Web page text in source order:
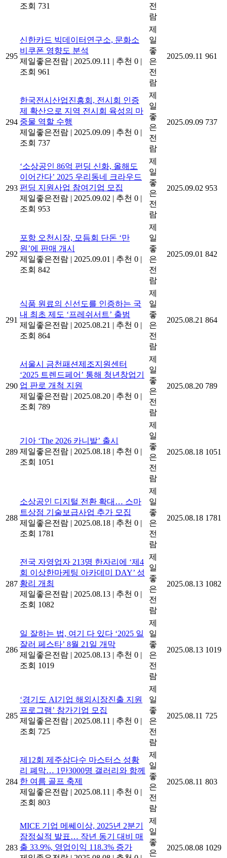
조회 731
전
람
295
신한카드 빅데이터연구소, 문화소
비쿠폰 영향도 분석
제일좋은전람 | 2025.09.11 | 추천 0 |
조회 961
제
일
좋
은
전
람
2025.09.11 961
294
한국전시산업진흥회, 전시회 인증
제 확산으로 지역 전시회 육성의 마
중물 역할 수행
제일좋은전람 | 2025.09.09 | 추천 0 |
조회 737
제
일
좋
은
전
람
2025.09.09 737
293
‘소상공인 86억 펀딩 신화, 올해도
이어간다’ 2025 우리동네 크라우드
펀딩 지원사업 참여기업 모집
제일좋은전람 | 2025.09.02 | 추천 0 |
조회 953
제
일
좋
은
전
람
2025.09.02 953
292
포항 오천시장, 모듬회 단돈 ‘만
원’에 판매 개시
제일좋은전람 | 2025.09.01 | 추천 0 |
조회 842
제
일
좋
은
전
람
2025.09.01 842
291
식품 원료의 신선도를 인증하는 국
내 최초 제도 ‘프레쉬서트’ 출범
제일좋은전람 | 2025.08.21 | 추천 0 |
조회 864
제
일
좋
은
전
람
2025.08.21 864
290
서울시 금천패션제조지원센터
‘2025 트렌드페어’ 통해 청년창업기
업 판로 개척 지원
제일좋은전람 | 2025.08.20 | 추천 0 |
조회 789
제
일
좋
은
전
람
2025.08.20 789
289
기아 ‘The 2026 카니발’ 출시
제일좋은전람 | 2025.08.18 | 추천 0 |
조회 1051
제
일
좋
은
전
람
2025.08.18 1051
288
소상공인 디지털 전환 확대… 스마
트상점 기술보급사업 추가 모집
제일좋은전람 | 2025.08.18 | 추천 0 |
조회 1781
제
일
좋
은
전
람
2025.08.18 1781
287
전국 자영업자 213명 한자리에 ‘제4
회 이상한마케팅 아카데미 DAY’ 성
황리 개최
제일좋은전람 | 2025.08.13 | 추천 0 |
조회 1082
제
일
좋
은
전
람
2025.08.13 1082
286
일 잘하는 법, 여기 다 있다 ‘2025 일
잘러 페스타’ 8월 21일 개막
제일좋은전람 | 2025.08.13 | 추천 0 |
조회 1019
제
일
좋
은
전
람
2025.08.13 1019
285
‘경기도 AI기업 해외시장진출 지원
프로그램’ 참가기업 모집
제일좋은전람 | 2025.08.11 | 추천 0 |
조회 725
제
일
좋
은
전
람
2025.08.11 725
284
제12회 제주삼다수 마스터스 성황
리 폐막… 1만3000명 갤러리와 함께
한 여름 골프 축제
제일좋은전람 | 2025.08.11 | 추천 0 |
조회 803
제
일
좋
은
전
람
2025.08.11 803
283
MICE 기업 메쎄이상, 2025년 2분기
잠정실적 발표… 작년 동기 대비 매
출 33.9%, 영업이익 118.3% 증가
제
일
좋
은
2025.08.08 1029